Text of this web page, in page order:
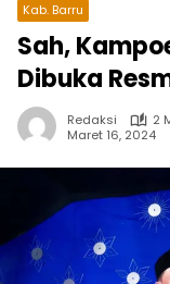
Kab. Barru
Sah,
Dibuka
Redaksi
2
Maret 16, 2024